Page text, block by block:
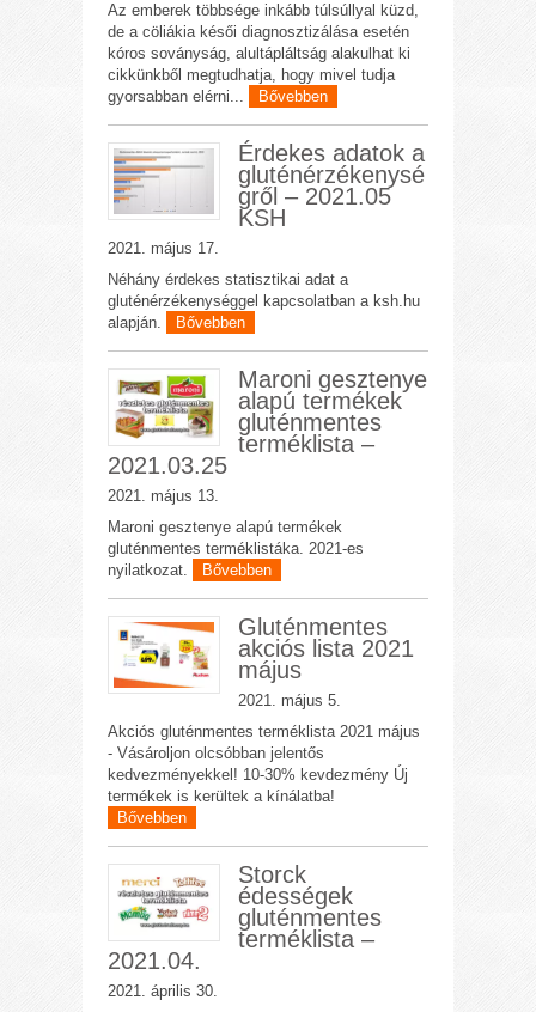
Az emberek többsége inkább túlsúllyal küzd,
de a cöliákia késői diagnosztizálása esetén
kóros soványság, alultápláltság alakulhat ki
cikkünkből megtudhatja, hogy mivel tudja
gyorsabban elérni...
Bővebben
Érdekes adatok a
gluténérzékenysé
gről – 2021.05
KSH
2021. május 17.
Néhány érdekes statisztikai adat a
gluténérzékenységgel kapcsolatban a ksh.hu
alapján.
Bővebben
Maroni gesztenye
alapú termékek
gluténmentes
terméklista –
2021.03.25
2021. május 13.
Maroni gesztenye alapú termékek
gluténmentes terméklistáka. 2021-es
nyilatkozat.
Bővebben
Gluténmentes
akciós lista 2021
május
2021. május 5.
Akciós gluténmentes terméklista 2021 május
- Vásároljon olcsóbban jelentős
kedvezményekkel! 10-30% kevdezmény Új
termékek is kerültek a kínálatba!
Bővebben
Storck
édességek
gluténmentes
terméklista –
2021.04.
2021. április 30.